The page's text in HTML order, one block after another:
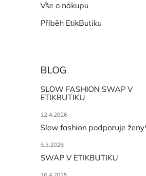
Vše o nákupu
Příběh EtikButiku
BLOG
SLOW FASHION SWAP V
ETIKBUTIKU
12.4.2026
Slow fashion podporuje
5.3.2026
SWAP V ETIKBUTIKU